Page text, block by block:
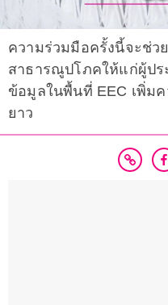
ความร่วมมือครั้งนี้จะช่ว
สาธารณูปโภคให้แก่ผู้ปร
ข้อมูลในพื้นที่ EEC เพิ่ม
ยาว